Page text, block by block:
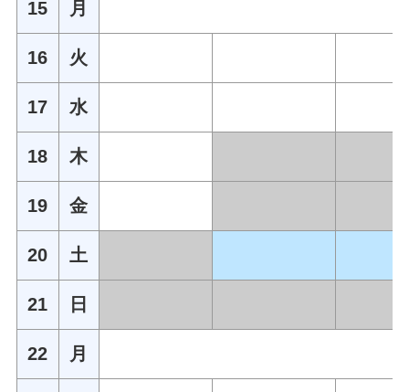
15 月
16 火
17 水
18 木
19 金
20 土
21 日
22 月